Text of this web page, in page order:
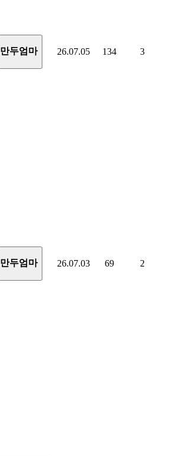
만두엄마 26.07.05 134 3
만두엄마 26.07.03 69 2